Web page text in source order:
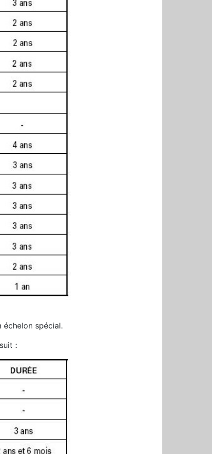
échelon spécial.
: